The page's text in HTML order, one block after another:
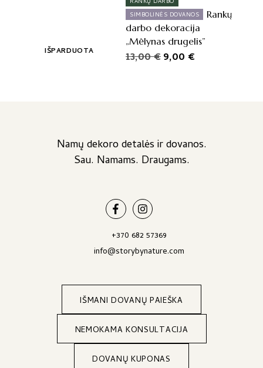
IŠPARDUOTA
SIMBOLINĖS DOVANOS
Rankų
darbo dekoracija
„Mėlynas drugelis”
13,00€Original
9,00 €
Namų dekoro detalės ir dovanos.
Sau. Namams. Draugams.
+370 682 57369
info@storybynature.com
IŠMANI DOVANŲ PAIEŠKA
NEMOKAMA KONSULTACIJA
DOVANŲ KUPONAS